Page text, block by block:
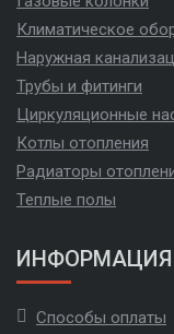
Климатическое
Наружная
Трубы и фитинги
Циркуляционные
Котлы отопления
Радиаторы
Теплые полы
ИНФОРМАЦИЯ
Способы оплаты